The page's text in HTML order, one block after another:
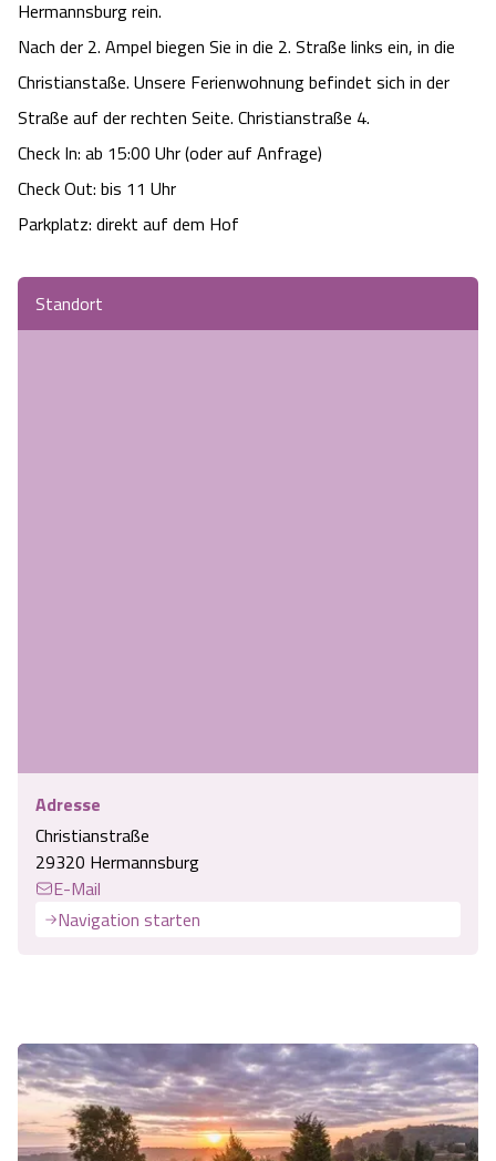
Hermannsburg rein.
Nach der 2. Ampel biegen Sie in die 2. Straße links ein, in die
Christianstaße. Unsere Ferienwohnung befindet sich in der
Straße auf der rechten Seite. Christianstraße 4.
Check In: ab 15:00 Uhr (oder auf Anfrage)
Check Out: bis 11 Uhr
Parkplatz: direkt auf dem Hof
Standort
Adresse
Christianstraße
29320 Hermannsburg
E-Mail
Navigation starten